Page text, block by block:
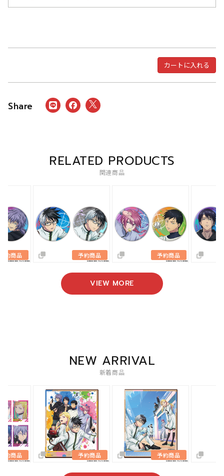
カートに入れる
RELATED PRODUCTS
関連商品
VIEW MORE
NEW ARRIVAL
新着商品
予約商品 予約商品